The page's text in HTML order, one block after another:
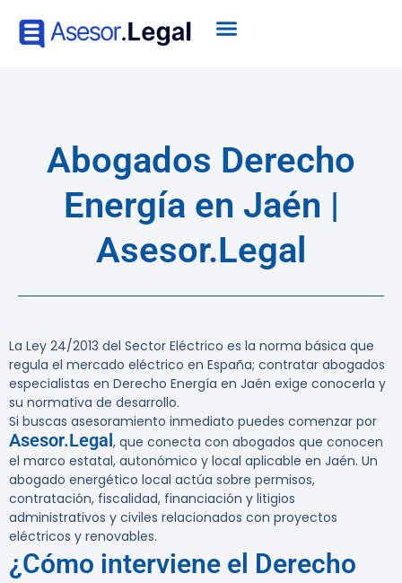
Abogados Derecho
Energía en Jaén |
Asesor.Legal
La Ley 24/2013 del Sector Eléctrico es la norma básica que
regula el mercado eléctrico en España; contratar abogados
especialistas en Derecho Energía en Jaén exige conocerla y
su normativa de desarrollo.
Si buscas asesoramiento inmediato puedes comenzar por
Asesor.Legal, que conecta con abogados que conocen
el marco estatal, autonómico y local aplicable en Jaén. Un
abogado energético local actúa sobre permisos,
contratación, fiscalidad, financiación y litigios
administrativos y civiles relacionados con proyectos
eléctricos y renovables.
¿Cómo interviene el Derecho